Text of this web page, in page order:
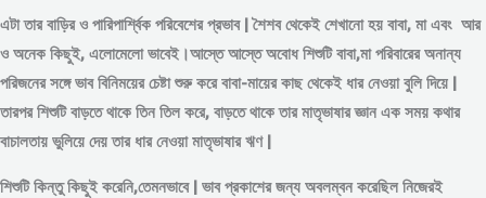
এটা তার বাড়ির ও পারিপার্শ্বিক পরিবেশের প্রভাব | শৈশব থেকেই শেখানো হয় বাবা, মা এবং আর
ও অনেক কিছুই, এলোমেলো ভাবেই।আস্তে আস্তে অবোধ শিশুটি বাবা,মা পরিবারের অনান্য
পরিজনের সঙ্গে ভাব বিনিময়ের চেষ্টা শুরু করে বাবা-মায়ের কাছ থেকেই ধার নেওয়া বুলি দিয়ে |
তারপর শিশুটি বাড়তে থাকে তিন তিল করে, বাড়তে থাকে তার মাতৃভাষার জ্ঞান এক সময় কথার
বাচালতায় ভুলিয়ে দেয় তার ধার নেওয়া মাতৃভাষার ঋণ |
শিশুটি কিন্তু কিছুই করেনি,তেমনভাবে | ভাব প্রকাশের জন্য অবলম্বন করেছিল নিজেরই